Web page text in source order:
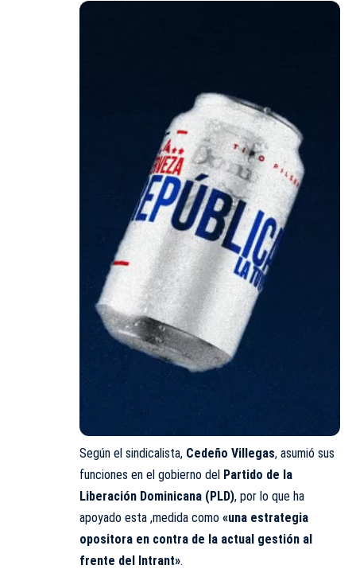
Según el sindicalista, Cedeño Villegas, asumió sus
funciones en el gobierno del Partido de la
Liberación Dominicana (PLD), por lo que ha
apoyado esta ,medida como «una estrategia
opositora en contra de la actual gestión al
frente del Intrant».